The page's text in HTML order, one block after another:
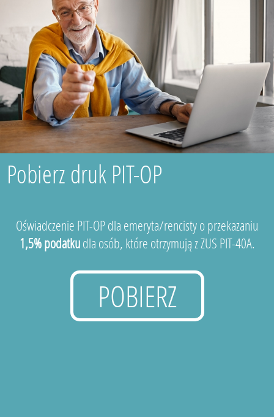
Pobierz druk PIT-OP
Oświadczenie PIT-OP dla emeryta/rencisty o przekazaniu
1,5% podatkudla osób, które otrzymują z ZUS PIT-40A.
POBIERZ